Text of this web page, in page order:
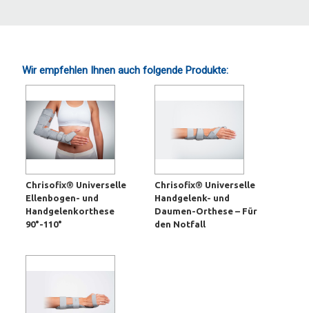
Wir empfehlen Ihnen auch folgende Produkte:
Chrisofix® Universelle
Ellenbogen- und
Handgelenkorthese
90°-110°
Chrisofix® Universelle
Handgelenk- und
Daumen-Orthese – Für
den Notfall